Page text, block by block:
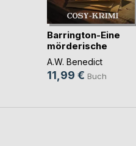
Barrington-Eine
mörderische
Affäre(...)
A.W. Benedict
11,99 € Buch